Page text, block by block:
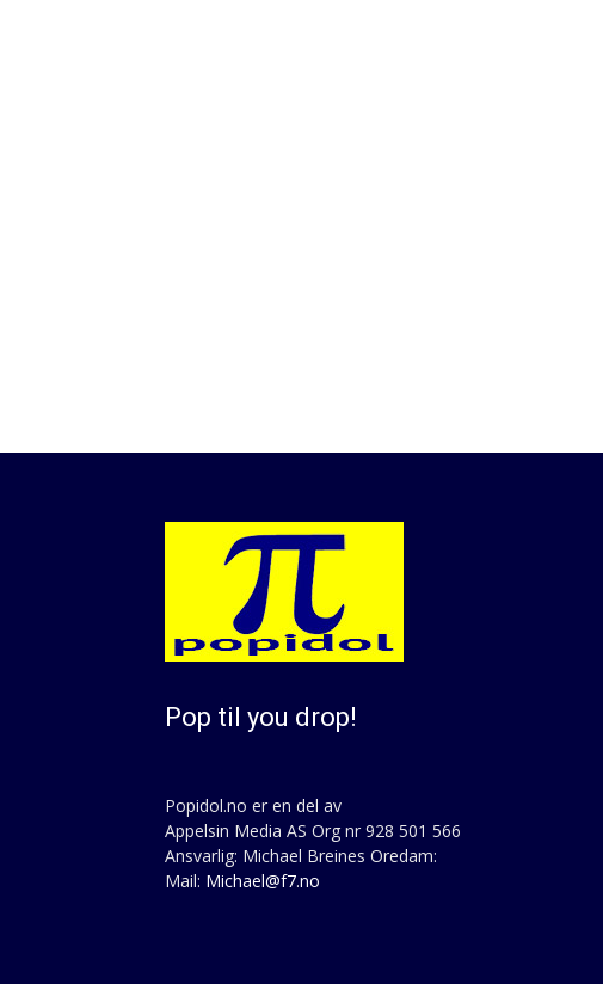
Pop til you drop!
Popidol.no er en del av
Appelsin Media AS Org nr 928 501 566
Ansvarlig: Michael Breines Oredam:
Mail: Michael@f7.no